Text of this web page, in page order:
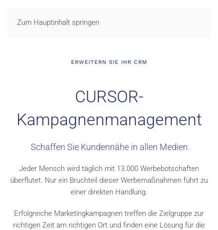
Zum Hauptinhalt springen
ERWEITERN SIE IHR CRM
CURSOR-
Kampagnenmanagement
Schaffen Sie Kundennähe in allen Medien
Jeder Mensch wird täglich mit 13.000 Werbebotschaften
überflutet. Nur ein Bruchteil dieser Werbemaßnahmen führt zu
einer direkten Handlung.
Erfolgreiche Marketingkampagnen treffen die Zielgruppe zur
richtigen Zeit am richtigen Ort und finden eine Lösung für die